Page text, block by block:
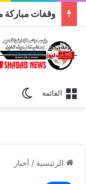
القائمة
الرئيسية / أخبار